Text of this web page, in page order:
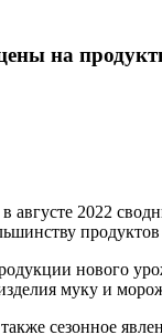
на
августе 2022
нового
муку и
сезонное